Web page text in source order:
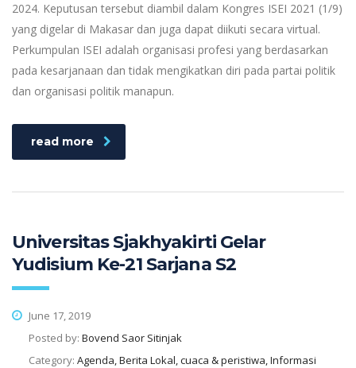
2024. Keputusan tersebut diambil dalam Kongres ISEI 2021 (1/9)
yang digelar di Makasar dan juga dapat diikuti secara virtual.
Perkumpulan ISEI adalah organisasi profesi yang berdasarkan
pada kesarjanaan dan tidak mengikatkan diri pada partai politik
dan organisasi politik manapun.
read more
Universitas Sjakhyakirti Gelar
Yudisium Ke-21 Sarjana S2
June 17, 2019
Posted by: Bovend Saor Sitinjak
Category: Agenda, Berita Lokal, cuaca & peristiwa, Informasi